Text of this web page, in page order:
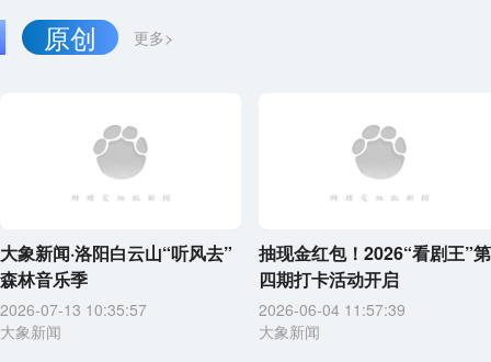
更多>
原创
大象新闻·洛阳白云山“听风去”
森林音乐季
2026-07-13 10:35:57
大象新闻
抽现金红包！2026“看剧王”第
四期打卡活动开启
2026-06-04 11:57:39
大象新闻